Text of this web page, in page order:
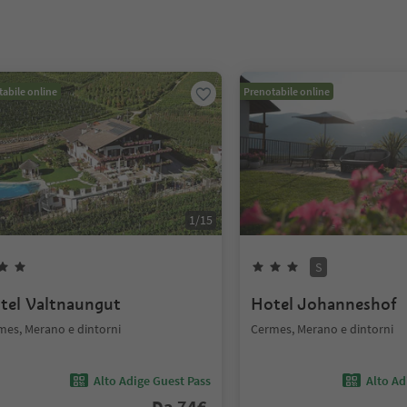
online
1/15
Valtnaungut
Merano e dintorni
Alto Adige Guest Pass
Prenotabile online
S
Hotel Johanneshof
Cermes, Merano e dintorni
Alto